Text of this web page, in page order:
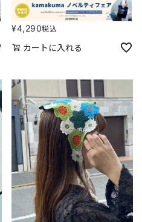
¥4,290税込
カートに入れる